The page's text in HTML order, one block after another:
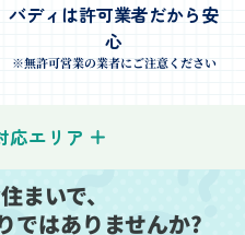
きました。
当日は2名のスタッフが来
てくださり、作業の流れ
ちらも安心感を持って作
壁や床を傷つけないよう
に細心の注意を払ってい
バディは許可業者だから安
心
※無許可営業の業者にご注意ください
応エリア
まいで、
ではありませんか?